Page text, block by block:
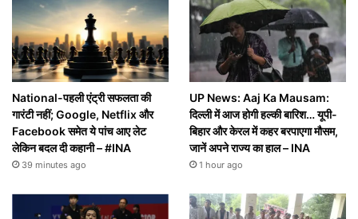
National-पहली एंट्री सफलता की
गारंटी नहीं; Google, Netflix और
Facebook समेत ये पांच आए लेट
लेकिन बदल दी कहानी – #INA
39 minutes ago
UP News: Aaj Ka Mausam:
दिल्ली में आज होगी हल्की बारिश… यूपी-
बिहार और केरल में कहर बरपाएगा मौसम,
जानें अपने राज्य का हाल – INA
1 hour ago